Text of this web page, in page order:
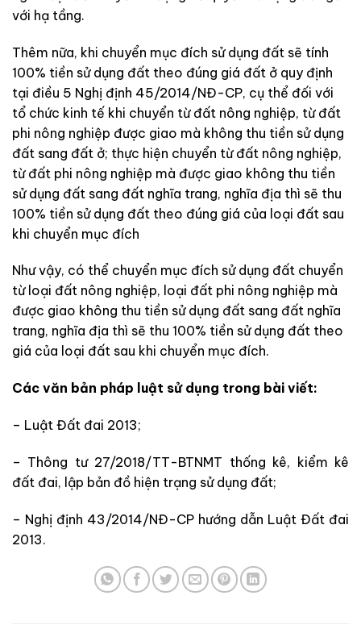
với hạ tầng.
Thêm nữa, khi chuyển mục đích sử dụng đất sẽ tính
100% tiền sử dụng đất theo đúng giá đất ở quy định
tại điều 5 Nghị định 45/2014/NĐ-CP, cụ thể đối với
tổ chức kinh tế khi chuyển từ đất nông nghiệp, từ đất
phi nông nghiệp được giao mà không thu tiền sử dụng
đất sang đất ở; thực hiện chuyển từ đất nông nghiệp,
từ đất phi nông nghiệp mà được giao không thu tiền
sử dụng đất sang đất nghĩa trang, nghĩa địa thì sẽ thu
100% tiền sử dụng đất theo đúng giá của loại đất sau
khi chuyển mục đích
Như vậy, có thể chuyển mục đích sử dụng đất chuyển
từ loại đất nông nghiệp, loại đất phi nông nghiệp mà
được giao không thu tiền sử dụng đất sang đất nghĩa
trang, nghĩa địa thì sẽ thu 100% tiền sử dụng đất theo
giá của loại đất sau khi chuyển mục đích.
Các văn bản pháp luật sử dụng trong bài viết:
– Luật Đất đai 2013;
– Thông tư 27/2018/TT-BTNMT thống kê, kiểm kê
đất đai, lập bản đồ hiện trạng sử dụng đất;
– Nghị định 43/2014/NĐ-CP hướng dẫn Luật Đất đai
2013.